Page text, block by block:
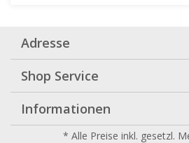
Adresse
Shop Service
Informationen
* Alle Preise inkl. gesetzl.